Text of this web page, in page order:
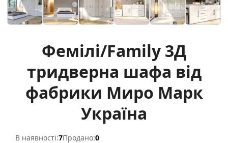
Фемілі/Family 3Д
тридверна шафа від
фабрики Миро Марк
Україна
В наявності:7Продано:0